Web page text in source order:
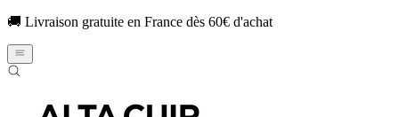
🚚 Livraison gratuite en France dès 60€ d'achat